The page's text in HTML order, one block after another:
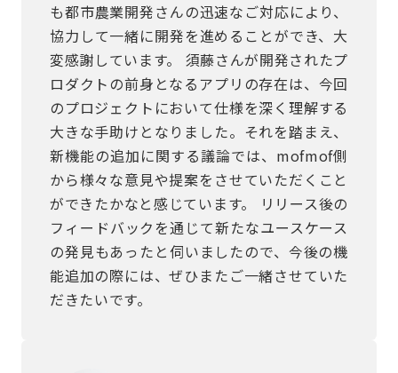
も都市農業開発さんの迅速なご対応により、
協力して一緒に開発を進めることができ、大
変感謝しています。 須藤さんが開発されたプ
ロダクトの前身となるアプリの存在は、今回
のプロジェクトにおいて仕様を深く理解する
大きな手助けとなりました。それを踏まえ、
新機能の追加に関する議論では、mofmof側
から様々な意見や提案をさせていただくこと
ができたかなと感じています。 リリース後の
フィードバックを通じて新たなユースケース
の発見もあったと伺いましたので、今後の機
能追加の際には、ぜひまたご一緒させていた
だきたいです。